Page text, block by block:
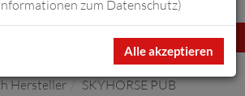
Hersteller SKYHORSE PUB
zum Datenschutz)
Alle akzeptieren